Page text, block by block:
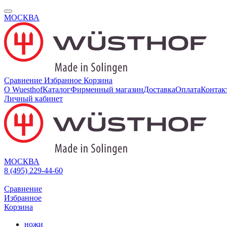
МОСКВА
Сравнение Избранное Корзина
О WuesthofКаталогФирменный магазинДоставкаОплата
Личный кабинет
МОСКВА
8 (495) 229-44-60
Сравнение
Избранное
Корзина
ножи